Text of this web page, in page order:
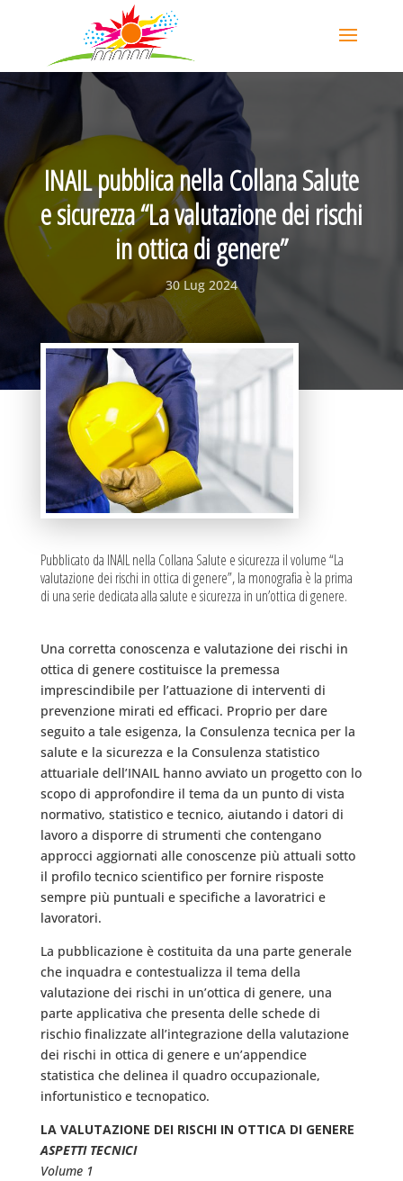
INAIL pubblica nella Collana Salute
e sicurezza “La valutazione dei rischi
in ottica di genere”
30 Lug 2024
Pubblicato da INAIL nella Collana Salute e sicurezza il volume “La
valutazione dei rischi in ottica di genere”, la monografia è la prima
di una serie dedicata alla salute e sicurezza in un’ottica di genere.
Una corretta conoscenza e valutazione dei rischi in
ottica di genere costituisce la premessa
imprescindibile per l’attuazione di interventi di
prevenzione mirati ed efficaci. Proprio per dare
seguito a tale esigenza, la Consulenza tecnica per la
salute e la sicurezza e la Consulenza statistico
attuariale dell’INAIL hanno avviato un progetto con lo
scopo di approfondire il tema da un punto di vista
normativo, statistico e tecnico, aiutando i datori di
lavoro a disporre di strumenti che contengano
approcci aggiornati alle conoscenze più attuali sotto
il profilo tecnico scientifico per fornire risposte
sempre più puntuali e specifiche a lavoratrici e
lavoratori.
La pubblicazione è costituita da una parte generale
che inquadra e contestualizza il tema della
valutazione dei rischi in un’ottica di genere, una
parte applicativa che presenta delle schede di
rischio finalizzate all’integrazione della valutazione
dei rischi in ottica di genere e un’appendice
statistica che delinea il quadro occupazionale,
infortunistico e tecnopatico.
LA VALUTAZIONE DEI RISCHI IN OTTICA DI GENERE
ASPETTI TECNICI
Volume 1